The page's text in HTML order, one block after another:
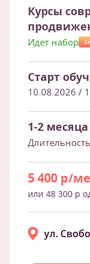
Курсы
Идет набор
Старт
10.08.2026 /
1-2 месяца
Длительность
5 400 р/
или 48 300 р
ул.